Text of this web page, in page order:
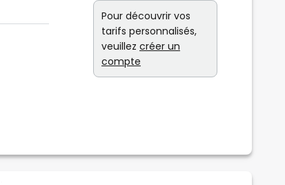
Pour découvrir vos
tarifs personnalisés,
veuillez créer un
compte